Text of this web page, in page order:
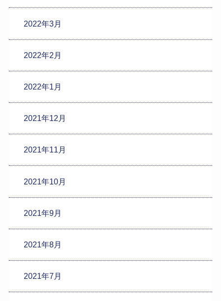
2022年3月
2022年2月
2022年1月
2021年12月
2021年11月
2021年10月
2021年9月
2021年8月
2021年7月